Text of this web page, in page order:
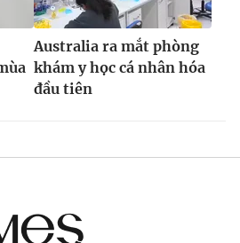
Australia ra mắt phòng
khám y học cá nhân hóa
đầu tiên